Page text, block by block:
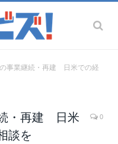
事業継続・再建 日米での経
・再建 日米
談を
0